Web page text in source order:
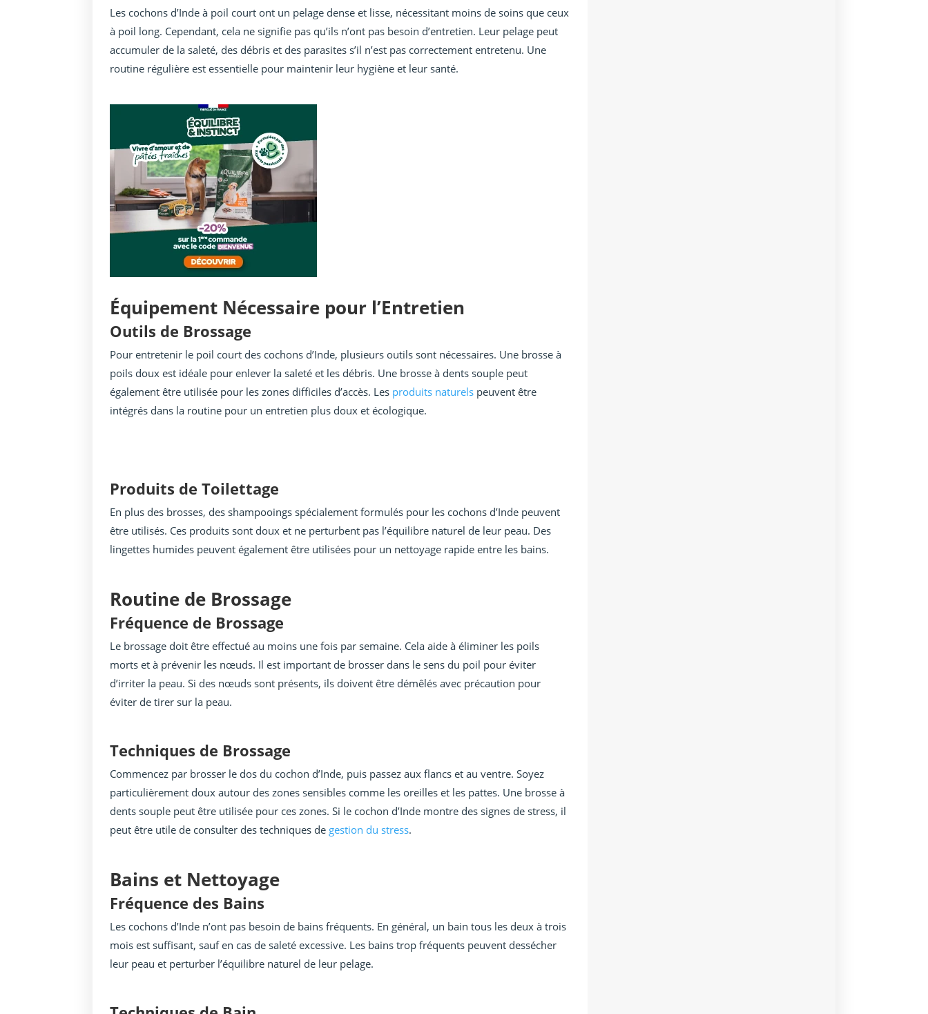
Les cochons d’Inde à poil court ont un pelage dense et lisse, nécessitant moins de soins que ceux
à poil long. Cependant, cela ne signifie pas qu’ils n’ont pas besoin d’entretien. Leur pelage peut
accumuler de la saleté, des débris et des parasites s’il n’est pas correctement entretenu. Une
routine régulière est essentielle pour maintenir leur hygiène et leur santé.
Équipement Nécessaire pour l’Entretien
Outils de Brossage
Pour entretenir le poil court des cochons d’Inde, plusieurs outils sont nécessaires. Une brosse à
poils doux est idéale pour enlever la saleté et les débris. Une brosse à dents souple peut
également être utilisée pour les zones difficiles d’accès. Les produits naturels peuvent être
intégrés dans la routine pour un entretien plus doux et écologique.
Produits de Toilettage
En plus des brosses, des shampooings spécialement formulés pour les cochons d’Inde peuvent
être utilisés. Ces produits sont doux et ne perturbent pas l’équilibre naturel de leur peau. Des
lingettes humides peuvent également être utilisées pour un nettoyage rapide entre les bains.
Routine de Brossage
Fréquence de Brossage
Le brossage doit être effectué au moins une fois par semaine. Cela aide à éliminer les poils
morts et à prévenir les nœuds. Il est important de brosser dans le sens du poil pour éviter
d’irriter la peau. Si des nœuds sont présents, ils doivent être démêlés avec précaution pour
éviter de tirer sur la peau.
Techniques de Brossage
Commencez par brosser le dos du cochon d’Inde, puis passez aux flancs et au ventre. Soyez
particulièrement doux autour des zones sensibles comme les oreilles et les pattes. Une brosse à
dents souple peut être utilisée pour ces zones. Si le cochon d’Inde montre des signes de stress, il
peut être utile de consulter des techniques de gestion du stress.
Bains et Nettoyage
Fréquence des Bains
Les cochons d’Inde n’ont pas besoin de bains fréquents. En général, un bain tous les deux à trois
mois est suffisant, sauf en cas de saleté excessive. Les bains trop fréquents peuvent dessécher
leur peau et perturber l’équilibre naturel de leur pelage.